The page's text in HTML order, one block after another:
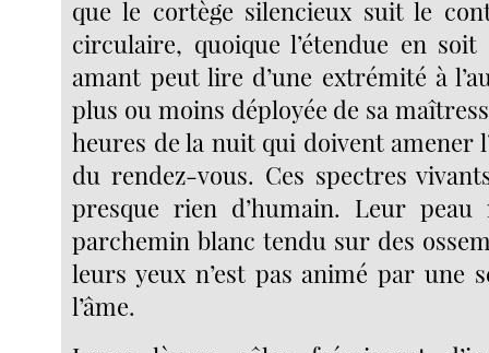
que le cortège silencieux suit le
circulaire, quoique l’étendue en soit
amant peut lire d’une extrémité à
plus ou moins déployée de sa
heures de la nuit qui doivent amener
du rendez-vous. Ces spectres
presque rien d’humain. Leur peau
parchemin blanc tendu sur des
leurs yeux n’est pas animé par une
l’âme.